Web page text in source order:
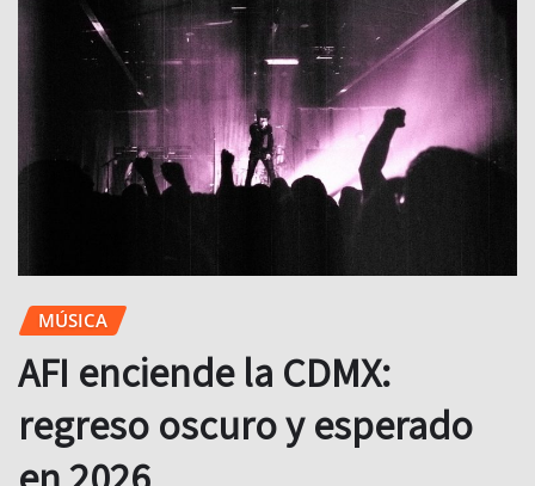
MÚSICA
AFI enciende la CDMX:
regreso oscuro y esperado